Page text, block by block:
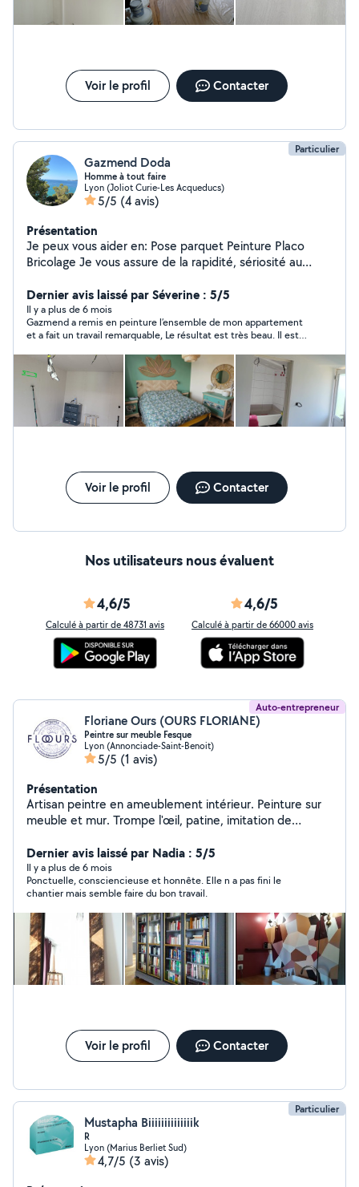
Voir le profil Contacter
Particulier
Gazmend Doda
Homme à tout faire
Lyon (Joliot Curie-Les Acqueducs)
5/5 (4 avis)
Présentation
Je peux vous aider en: Pose parquet Peinture Placo
Bricolage Je vous assure de la rapidité, sériosité au
Dernier avis laissé par Séverine : 5/5
Il y a plus de 6 mois
Gazmend a remis en peinture l’ensemble de mon appartement
et a fait un travail remarquable, Le résultat est très beau. Il est
Voir le profil Contacter
Nos utilisateurs nous évaluent
4,6/5
Calculé à partir de 48731 avis
4,6/5
Calculé à partir de 66000 avis
Auto-entrepreneur
Floriane Ours (OURS FLORIANE)
Peintre sur meuble Fesque
Lyon (Annonciade-Saint-Benoit)
5/5 (1 avis)
Présentation
Artisan peintre en ameublement intérieur. Peinture sur
meuble et mur. Trompe l'œil, patine, imitation de
meubles ou décorer une pièce.
Dernier avis laissé par Nadia : 5/5
Il y a plus de 6 mois
Ponctuelle, consciencieuse et honnête. Elle n a pas fini le
chantier mais semble faire du bon travail.
Voir le profil Contacter
Particulier
Mustapha Biiiiiiiiiiiiiik
R
Lyon (Marius Berliet Sud)
4,7/5 (3 avis)